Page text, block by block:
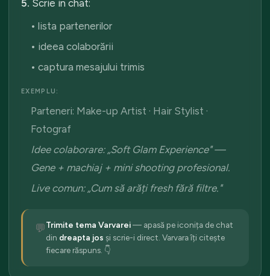
5. Scrie in chat:
• lista partenerilor
• ideea colaborării
• captura mesajului trimis
EXEMPLU:
Parteneri: Make-up Artist · Hair Stylist ·
Fotograf
Idee colaborare: „Soft Glam Experience" —
Gene + machiaj + mini shooting profesional.
Live comun: „Cum să arăți fresh fără filtre."
💬Trimite tema Varvarei— apasă pe iconița de chat
din dreapta jos și scrie-i direct. Varvara îți citește
fiecare răspuns. 👇